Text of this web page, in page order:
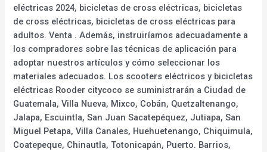
eléctricas 2024, bicicletas de cross eléctricas, bicicletas
de cross eléctricas, bicicletas de cross eléctricas para
adultos. Venta . Además, instruiríamos adecuadamente a
los compradores sobre las técnicas de aplicación para
adoptar nuestros artículos y cómo seleccionar los
materiales adecuados. Los scooters eléctricos y bicicletas
eléctricas Rooder citycoco se suministrarán a Ciudad de
Guatemala, Villa Nueva, Mixco, Cobán, Quetzaltenango,
Jalapa, Escuintla, San Juan Sacatepéquez, Jutiapa, San
Miguel Petapa, Villa Canales, Huehuetenango, Chiquimula,
Coatepeque, Chinautla, Totonicapán, Puerto. Barrios,